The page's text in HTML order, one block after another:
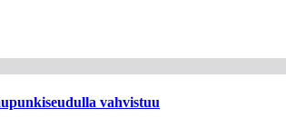
vahvistuu